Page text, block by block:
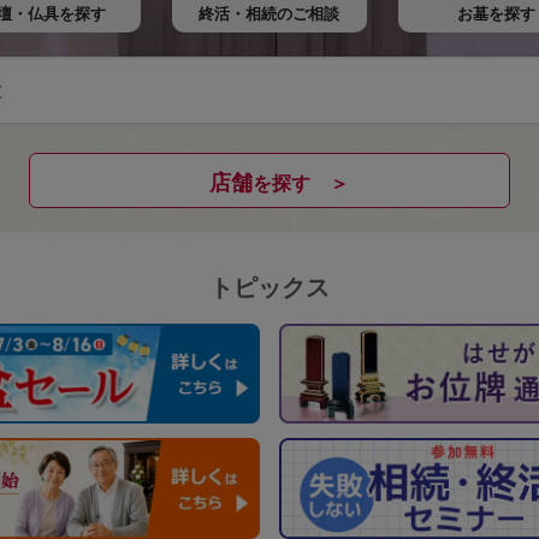
・仏具を探す 終活・相続のご相談 お墓を探す
店舗を探す ＞
トピックス